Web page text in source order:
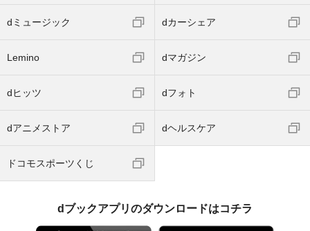
dミュージック dカーシェア
Lemino dマガジン
dヒッツ dフォト
dアニメストア dヘルスケア
ドコモスポーツくじ
dブックアプリのダウンロードはコチラ